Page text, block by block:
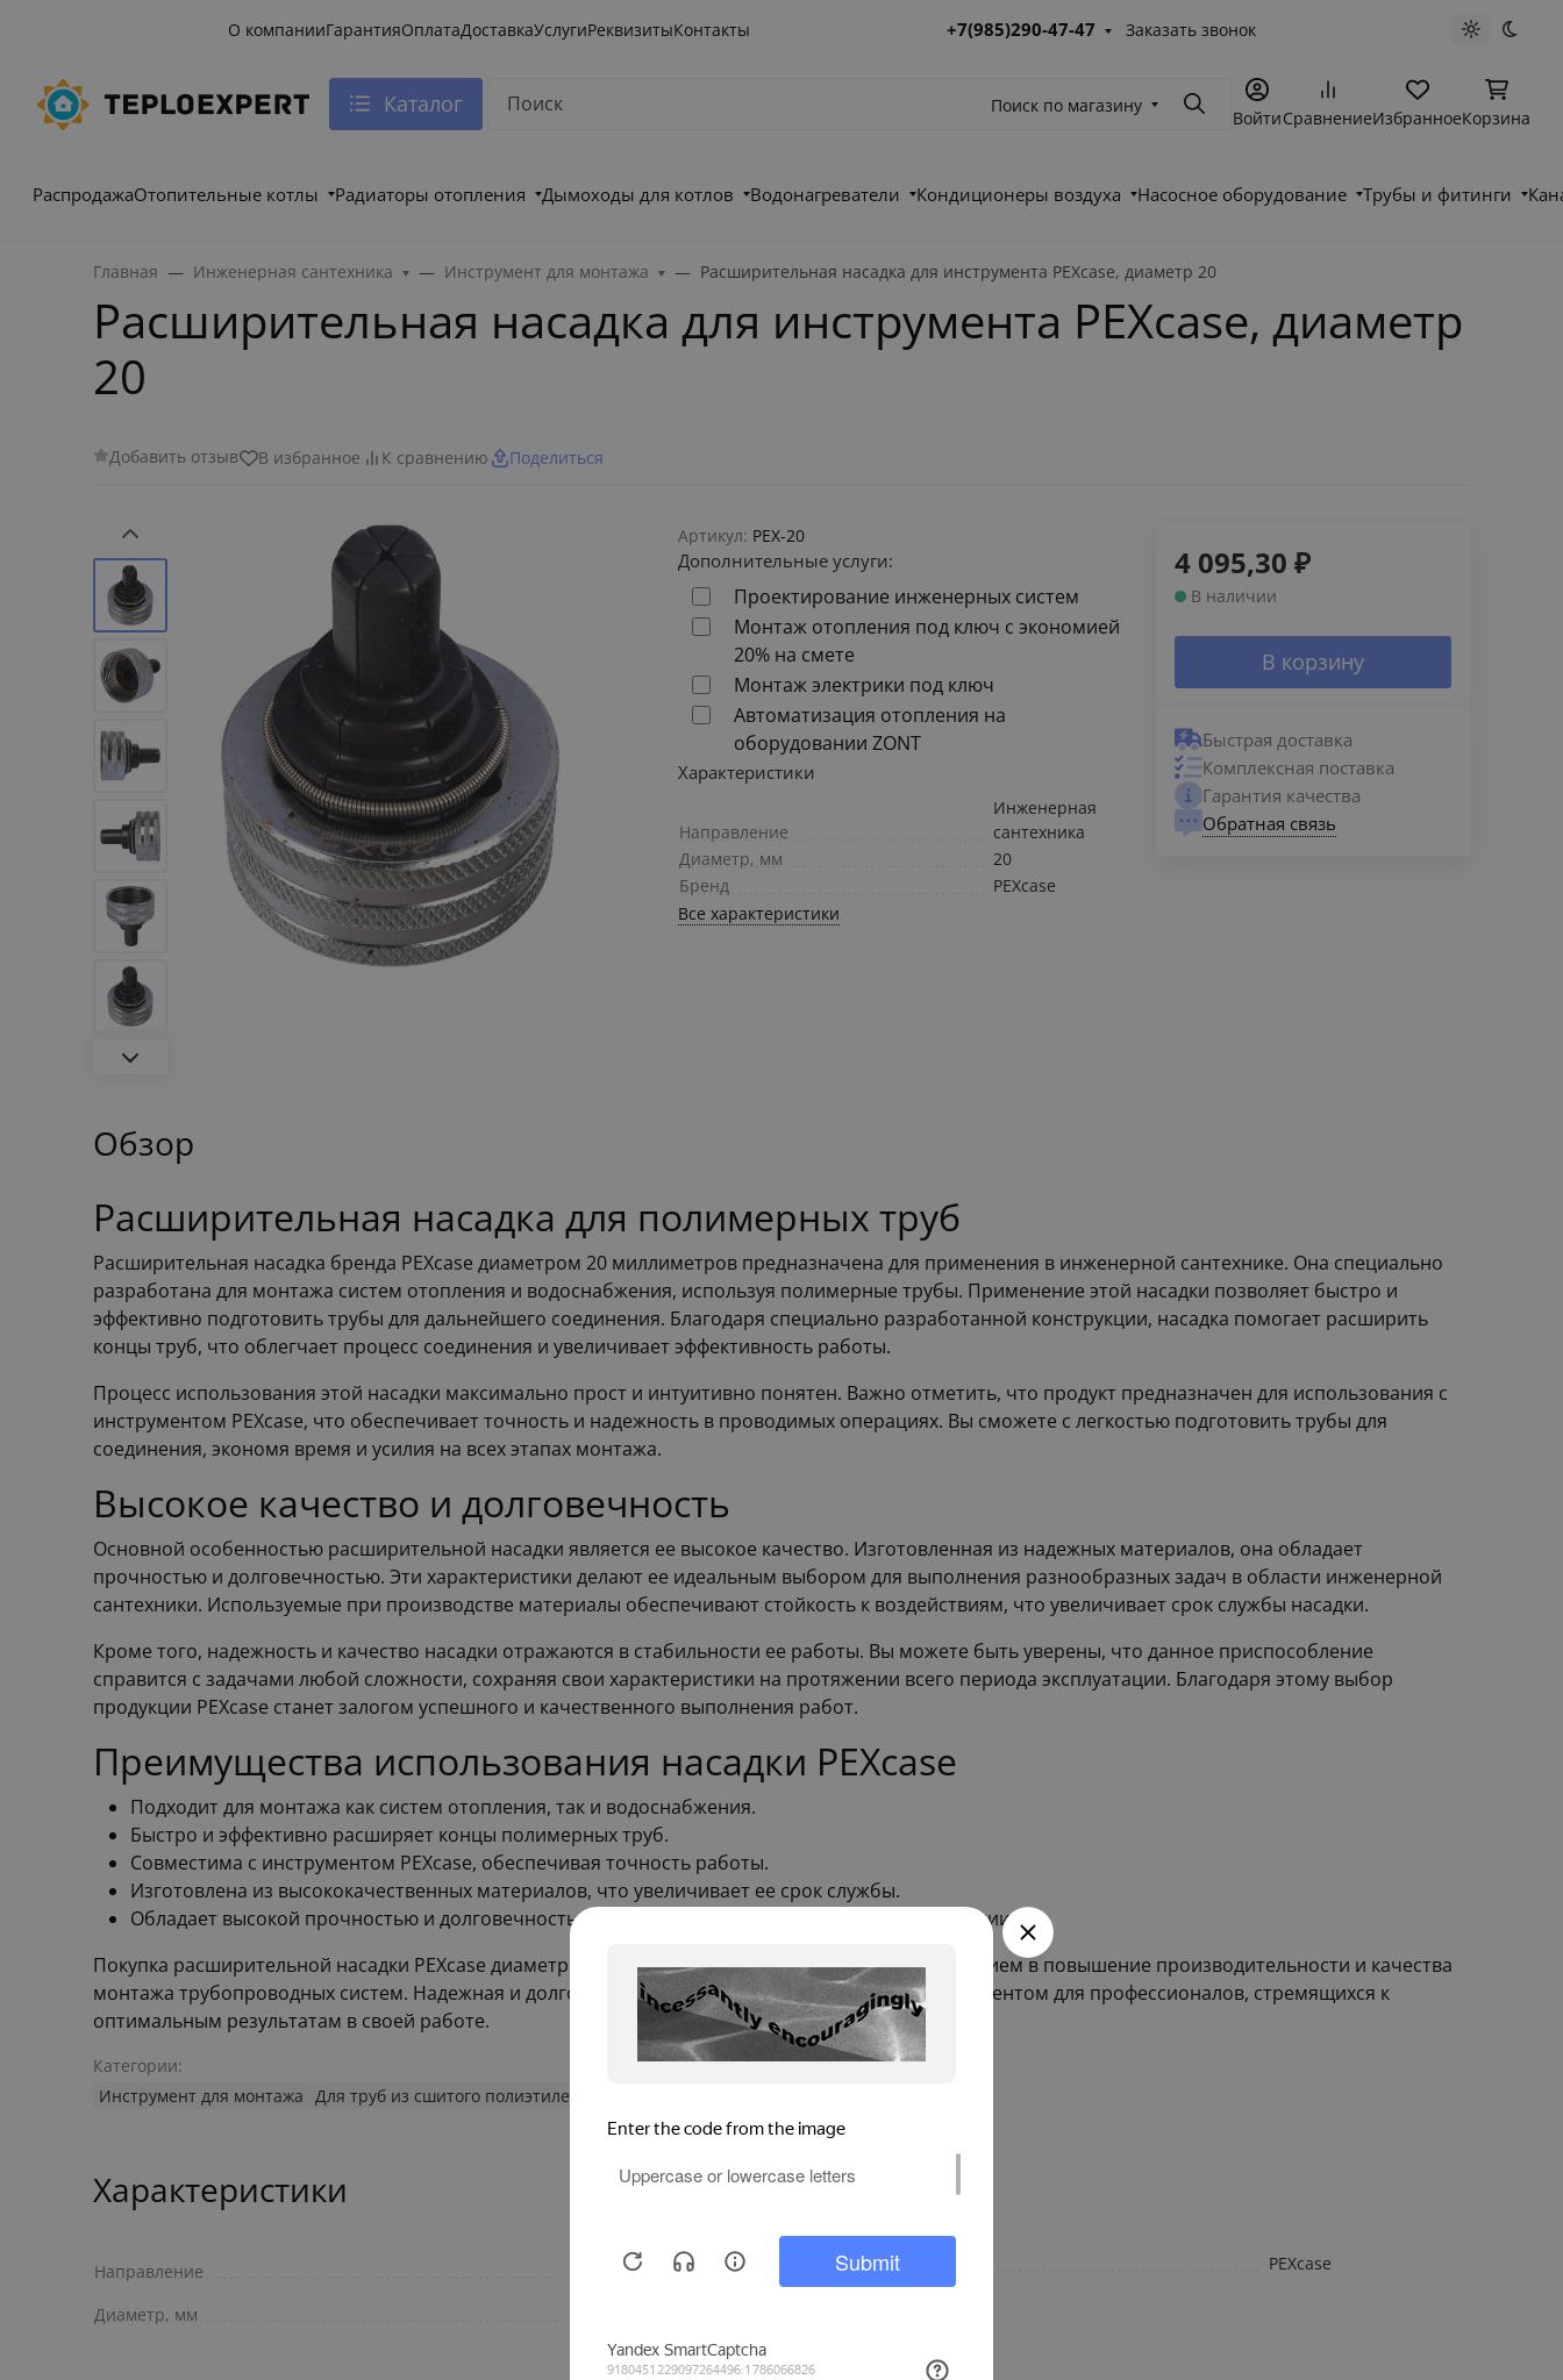
О компанииГарантияОплатаДоставкаУслугиРеквизитыКонтакты +7(985)290-47-47 Заказать звонок Светлая
Каталог Поиск по магазину ПоискВойтиСравнениеИзбранноеКорзина
РаспродажаОтопительные котлы Радиаторы отопления Дымоходы для котлов Водонагреватели Кондиционеры воздуха Насосное оборудование Трубы и фитинги
Главная Инженерная сантехника Инструмент для монтажа Расширительная насадка для инструмента PEXcase, диаметр 20
Расширительная насадка для инструмента PEXcase, диаметр
20
Добавить отзыв В избранное К сравнению Поделиться
Артикул: PEX-20
Дополнительные услуги:
Проектирование инженерных систем
Монтаж отопления под ключ с экономией
20% на смете
Монтаж электрики под ключ
Автоматизация отопления на
оборудовании ZONT
Характеристики
Направление
Инженерная
сантехника
Диаметр, мм
20
Бренд
PEXcase
Все характеристики
4 095,30 ₽
В наличии
В корзину
Быстрая доставка
Комплексная поставка
Гарантия качества
Обратная связь
Обзор
Расширительная насадка для полимерных труб
Расширительная насадка бренда PEXcase диаметром 20 миллиметров предназначена для применения в инженерной сантехнике. Она специально
разработана для монтажа систем отопления и водоснабжения, используя полимерные трубы. Применение этой насадки позволяет быстро и
эффективно подготовить трубы для дальнейшего соединения. Благодаря специально разработанной конструкции, насадка помогает расширить
концы труб, что облегчает процесс соединения и увеличивает эффективность работы.
Процесс использования этой насадки максимально прост и интуитивно понятен. Важно отметить, что продукт предназначен для использования с
инструментом PEXcase, что обеспечивает точность и надежность в проводимых операциях. Вы сможете с легкостью подготовить трубы для
соединения, экономя время и усилия на всех этапах монтажа.
Высокое качество и долговечность
Основной особенностью расширительной насадки является ее высокое качество. Изготовленная из надежных материалов, она обладает
прочностью и долговечностью. Эти характеристики делают ее идеальным выбором для выполнения разнообразных задач в области инженерной
сантехники. Используемые при производстве материалы обеспечивают стойкость к воздействиям, что увеличивает срок службы насадки.
Кроме того, надежность и качество насадки отражаются в стабильности ее работы. Вы можете быть уверены, что данное приспособление
справится с задачами любой сложности, сохраняя свои характеристики на протяжении всего периода эксплуатации. Благодаря этому выбор
продукции PEXcase станет залогом успешного и качественного выполнения работ.
Преимущества использования насадки PEXcase
Подходит для монтажа как систем отопления, так и водоснабжения.
Быстро и эффективно расширяет концы полимерных труб.
Совместима с инструментом PEXcase, обеспечивая точность работы.
Изготовлена из высококачественных материалов, что увеличивает ее срок службы.
Обладает высокой прочностью и долговечностью, что гарантирует надежность в эксплуатации.
Покупка расширительной насадки PEXcase диаметром 20 миллиметров станет отличным вложением в повышение производительности и качества
монтажа трубопроводных систем. Надежная и долговечная, она является обязательным инструментом для профессионалов, стремящихся к
оптимальным результатам в своей работе.
Категории:
Инструмент для монтажа
Для труб из сшитого полиэтилена
Характеристики
Направление
Инженерная
Диаметр, мм
Бренд PEXcase